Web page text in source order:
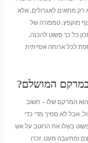
רק מתאים לאגרולים, אלא
מוקפץ, טמפורה של
כל כך פשוט להכנה,
לכל ארוחה אסייתית
במרקם המושלם?
המרקם שלו – חשוב
אבל לא סמיך מדי כדי
בשלו את הרוטב על אש
ומתעבה מעט. זכרו